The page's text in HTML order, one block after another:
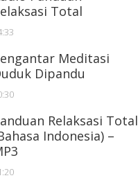
Total
Meditasi
Dipandu
Relaksasi Total
Indonesia) –